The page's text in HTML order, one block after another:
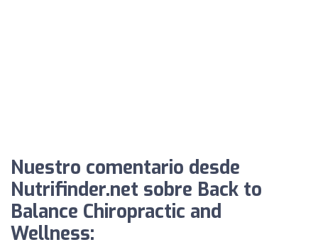
Nuestro comentario desde
Nutrifinder.net sobre Back to
Balance Chiropractic and
Wellness: